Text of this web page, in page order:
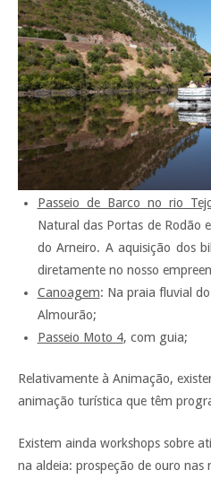
Passeio de Barco no rio
Natural das Portas de Rodão
do Arneiro. A aquisição dos
diretamente no nosso
Canoagem: Na praia fluvial
Almourão;
Passeio Moto 4, com guia;
Relativamente à Animação,
animação turística que têm
Existem ainda workshops sobre
na aldeia: prospeção de ouro nas